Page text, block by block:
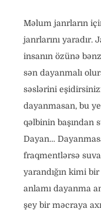
Məlum janrların
janrlarını yaradır.
insanın özünə
sən dayanmalı
səslərini
dayanmasan, bu
qəlbinin başından
Dayan…
fraqmentlərsə
yarandığın kimi
anlamı dayanma
şey bir məcraya